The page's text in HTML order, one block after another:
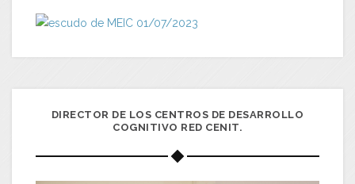
DIRECTOR DE LOS CENTROS DE DESARROLLO
COGNITIVO RED CENIT.